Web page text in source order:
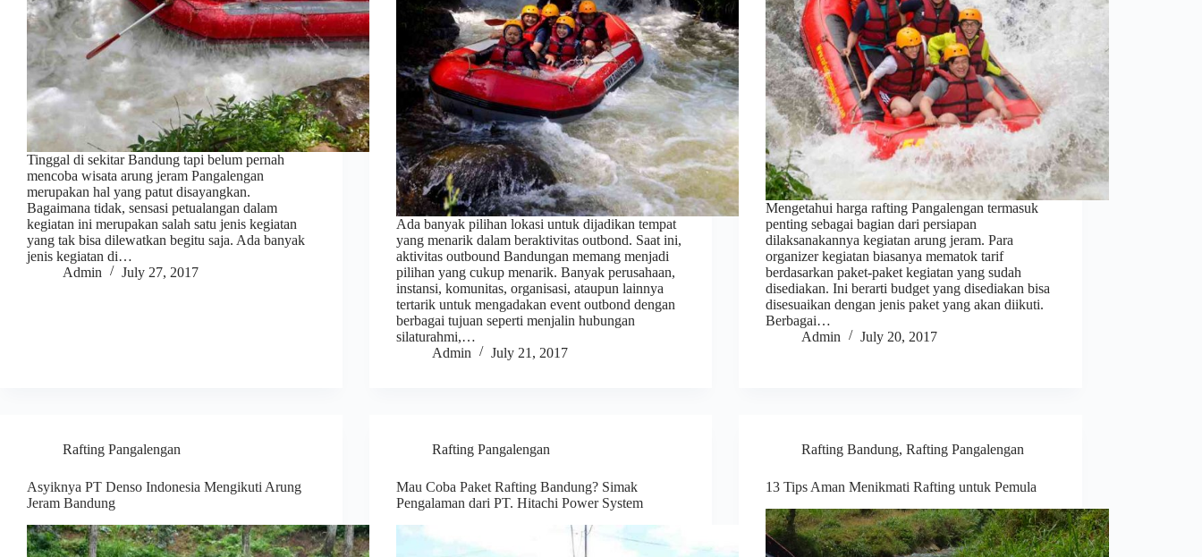
Tinggal di sekitar Bandung tapi belum pernah
mencoba wisata arung jeram Pangalengan
merupakan hal yang patut disayangkan.
Bagaimana tidak, sensasi petualangan dalam
kegiatan ini merupakan salah satu jenis kegiatan
yang tak bisa dilewatkan begitu saja. Ada banyak
jenis kegiatan di…
Admin
July 27, 2017
Ada banyak pilihan lokasi untuk dijadikan tempat
yang menarik dalam beraktivitas outbond. Saat ini,
aktivitas outbound Bandungan memang menjadi
pilihan yang cukup menarik. Banyak perusahaan,
instansi, komunitas, organisasi, ataupun lainnya
tertarik untuk mengadakan event outbond dengan
berbagai tujuan seperti menjalin hubungan
silaturahmi,…
Admin
July 21, 2017
Mengetahui harga rafting Pangalengan termasuk
penting sebagai bagian dari persiapan
dilaksanakannya kegiatan arung jeram. Para
organizer kegiatan biasanya mematok tarif
berdasarkan paket-paket kegiatan yang sudah
disediakan. Ini berarti budget yang disediakan bisa
disesuaikan dengan jenis paket yang akan diikuti.
Berbagai…
Admin
July 20, 2017
Rafting Pangalengan
Asyiknya PT Denso Indonesia Mengikuti Arung
Jeram Bandung
Rafting Pangalengan
Mau Coba Paket Rafting Bandung? Simak
Pengalaman dari PT. Hitachi Power System
Rafting Bandung,Rafting Pangalengan
13 Tips Aman Menikmati Rafting untuk Pemula